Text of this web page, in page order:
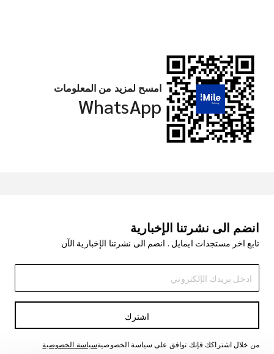
امسح لمزيد من المعلومات
WhatsApp
انضم الى نشرتنا الإخبارية
تابع اخر مستجدات ايمايل . انضم الى نشرتنا الإخبارية الآن
اشترك
من خلال اشتراكك فإنك توافق على سياسة الخصوصيةسياسة الخصوصية